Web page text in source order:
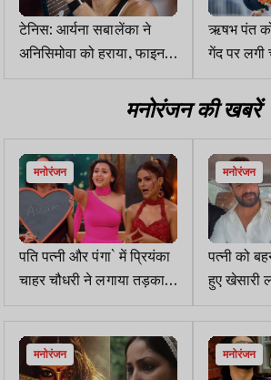
टेनिस: आर्यना सबालेंका ने
अनिसिमोवा को हराया, फाइनल
में एलेना से भिड़ेंगी
ऋषभ पंत
गेंद पर लगी
अफ्रीका ए
हर्ट हुए
मनोरंजन की खबरें
मनोरंजन
पति पत्नी और पंगा` में प्रियंका
चाहर चौधरी ने लगाया तड़का,
बहुएं जीके टेस्ट में फेल
मनोरंजन
पत्नी को
हुए खेसारी
सिंह ने भी
मनोरंजन मनोरंजन